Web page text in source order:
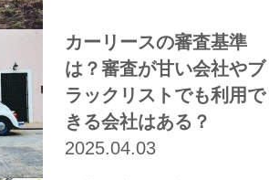
カーリースの審査基準
は？審査が甘い会社やブ
ラックリストでも利用で
きる会社はある？
2025.04.03